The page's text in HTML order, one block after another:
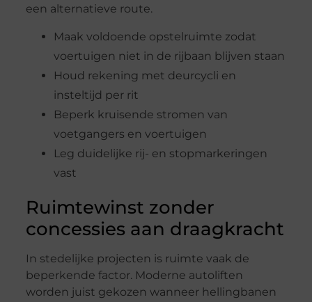
een alternatieve route.
Maak voldoende opstelruimte zodat
voertuigen niet in de rijbaan blijven staan
Houd rekening met deurcycli en
insteltijd per rit
Beperk kruisende stromen van
voetgangers en voertuigen
Leg duidelijke rij- en stopmarkeringen
vast
Ruimtewinst zonder
concessies aan draagkracht
In stedelijke projecten is ruimte vaak de
beperkende factor. Moderne autoliften
worden juist gekozen wanneer hellingbanen